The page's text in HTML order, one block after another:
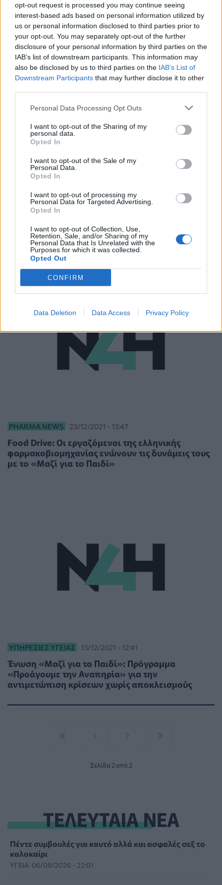
opt-out request is processed you may continue seeing
interest-based ads based on personal information utilized by
us or personal information disclosed to third parties prior to
your opt-out. You may separately opt-out of the further
disclosure of your personal information by third parties on the
IAB’s list of downstream participants. This information may
also be disclosed by us to third parties on the IAB’s List of
Downstream Participants that may further disclose it to other
Personal Data Processing Opt Outs
I want to opt-out of the Sharing of my
personal data.
Opted In
I want to opt-out of the Sale of my
Personal Data.
Opted In
I want to opt-out of processing my
Personal Data for Targeted Advertising.
Opted In
I want to opt-out of Collection, Use,
Retention, Sale, and/or Sharing of my
Personal Data that Is Unrelated with the
Purposes for which it was collected.
Opted Out
CONFIRM
Data Deletion Data Access Privacy Policy
Τα Ευχοστολίδια του ΟΠΑΠ έκαναν
πραγματικότητα 6.037 χριστουγεννιάτικες
παιδικές ευχές
ΥΠΗΡΕΣΊΕΣ ΥΓΕΊΑΣ
H ελληνική φαρμακοβιομηχανία σύμμαχος στο
πολύτιμο έργο της Ένωσης «Μαζί για το Παιδί»
PHARMA NEWS 23/12/2021 - 13:47
Food Drive: Οι εργαζόμενοι της ελληνικής
φαρμακοβιομηχανίας ενώνουν τις δυνάμεις τους
με το «Μαζί για το Παιδί»
ΥΠΗΡΕΣΊΕΣ ΥΓΕΊΑΣ 13/12/2021 - 12:41
Ένωση «Μαζί για το Παιδί»: Πρόγραμμα
«Προάγουμε την Αναπηρία» για την
αντιμετώπιση κρίσεων χωρίς αποκλεισμούς
Σελίδα 2 από 2
ΤΕΛΕΥΤΑΙΑ ΝΕΑ
Πέντε συμβουλές για καυτό αλλά και ασφαλές σεξ το
καλοκαίρι
ΥΓΕΊΑ 06/08/2026 - 22:01